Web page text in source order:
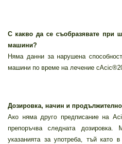
С какво да се съобразявате при
машини?
Няма данни за нарушена
машини по време на лечение
Дозировка, начин и
Ако няма друго предписание на
препоръчва следната
указанията за употреба, тъй като